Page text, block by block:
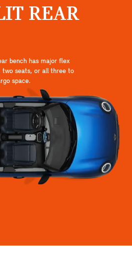
REAR
bench has major flex
two seats, or all three to
space.